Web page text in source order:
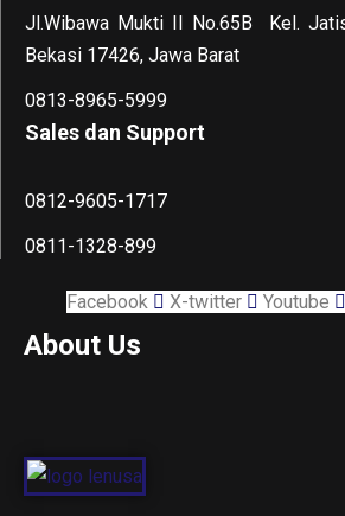
Jl.Wibawa Mukti II No.65B
Kel.
Bekasi 17426, Jawa Barat
0813-8965-5999
Sales dan Support
0812-9605-1717
0811-1328-899
Facebook X-twitter Youtube
About Us